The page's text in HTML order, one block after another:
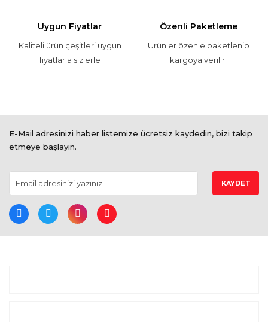
Uygun Fiyatlar
Kaliteli ürün çeşitleri uygun
fiyatlarla sizlerle
Özenli Paketleme
Ürünler özenle paketlenip
kargoya verilir.
E-Mail adresinizi haber listemize ücretsiz kaydedin, bizi takip
etmeye başlayın.
KAYDET